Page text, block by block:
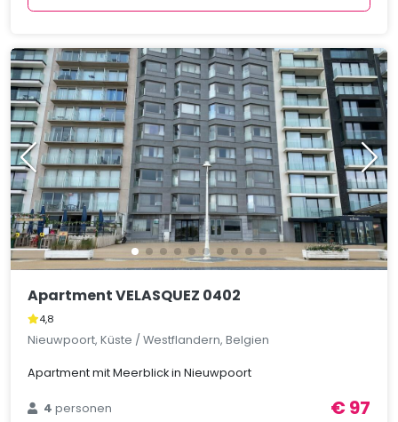
Apartment VELASQUEZ 0402
4,8
Nieuwpoort, Küste / Westflandern, Belgien
Apartment mit Meerblick in Nieuwpoort
4personen
€ 97